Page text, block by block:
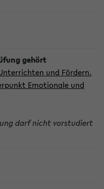
und Fördern.
Emotionale und
darf nicht vorstudiert